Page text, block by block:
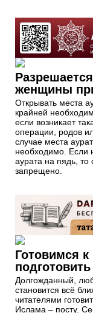
женщины
Открывать места
крайней
если возникает
операции, родов
случае места
необходимо. Если
аурата на пядь, то
запрещено.
Готовимся
Долгожданный,
становится всё
читателями
Ислама – посту.